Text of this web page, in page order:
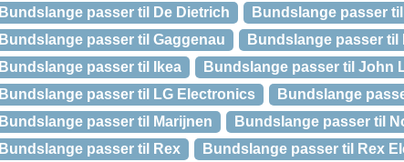
Bundslange passer til De Dietrich
Bundslange passer
Bundslange passer til Gaggenau
Bundslange passer
Bundslange passer til Ikea
Bundslange passer til John
Bundslange passer til LG Electronics
Bundslange
Bundslange passer til Marijnen
Bundslange passer til
Bundslange passer til Rex
Bundslange passer til Rex